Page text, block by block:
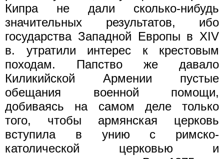
Кипра не дали сколько-нибудь
значительных результатов, ибо
государства Западной Европы в XIV
в. утратили интерес к крестовым
походам. Папство же давало
Киликийской Армении пустые
обещания военной помощи,
добиваясь на самом деле только
того, чтобы армянская церковь
вступила в унию с римско-
католической церковью и